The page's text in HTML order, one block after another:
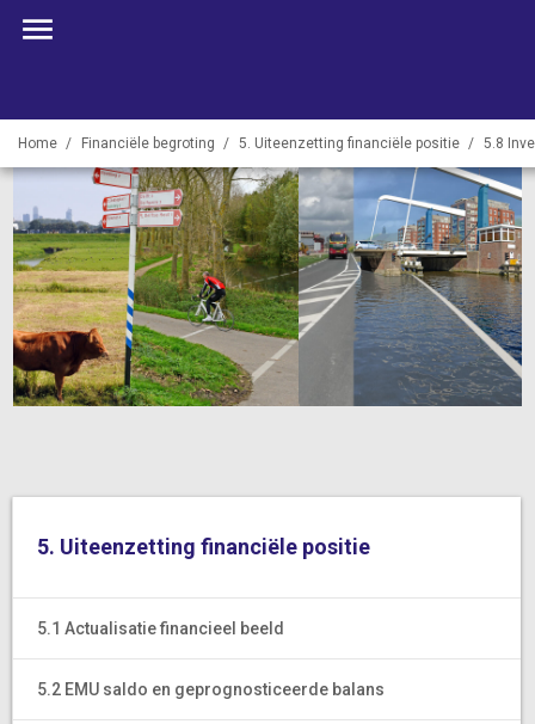
Home Financiële begroting 5. Uiteenzetting financiële positie 5.8
5. Uiteenzetting financiële positie
5.1 Actualisatie financieel beeld
5.2 EMU saldo en geprognosticeerde balans